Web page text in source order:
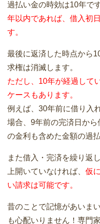
過払い金の時効は10年です
年以内であれば、借入初
す。
最後に返済した時点から
求権は消滅します。
ただし、10年が経過して
ケースもあります。
例えば、30年前に借り入
場合、9年前の完済日から
の金利も含めた金額の過
また借入・完済を繰り返
上開いていなければ、 仮
い請求は可能です。
昔のことで記憶があいま
も心配いりません！専門